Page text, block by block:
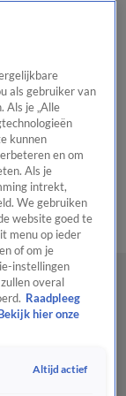
Hart
Tip de
PanelVideo's
als gebruiker van
Als je „Alle
kunnen
en om
Als je
intrekt,
We gebruiken
website goed te
menu op ieder
of om je
instellingen
overal
Raadpleeg
Bekijk hier onze
Altijd actief